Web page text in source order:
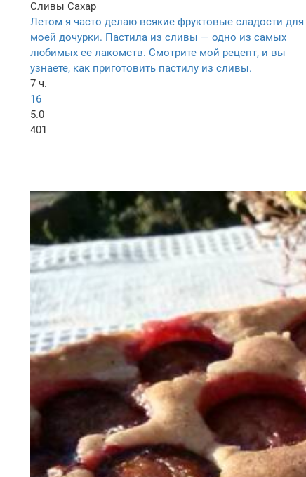
Сливы Сахар
Летом я часто делаю всякие фруктовые сладости для
моей дочурки. Пастила из сливы — одно из самых
любимых ее лакомств. Смотрите мой рецепт, и вы
узнаете, как приготовить пастилу из сливы.
7 ч.
16
5.0
401